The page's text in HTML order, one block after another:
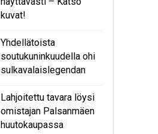
kuvat!
Yhdellätoista
soutukuninkuudella ohi
sulkavalaislegendan
Lahjoitettu tavara löysi
omistajan Palsanmäen
huutokaupassa